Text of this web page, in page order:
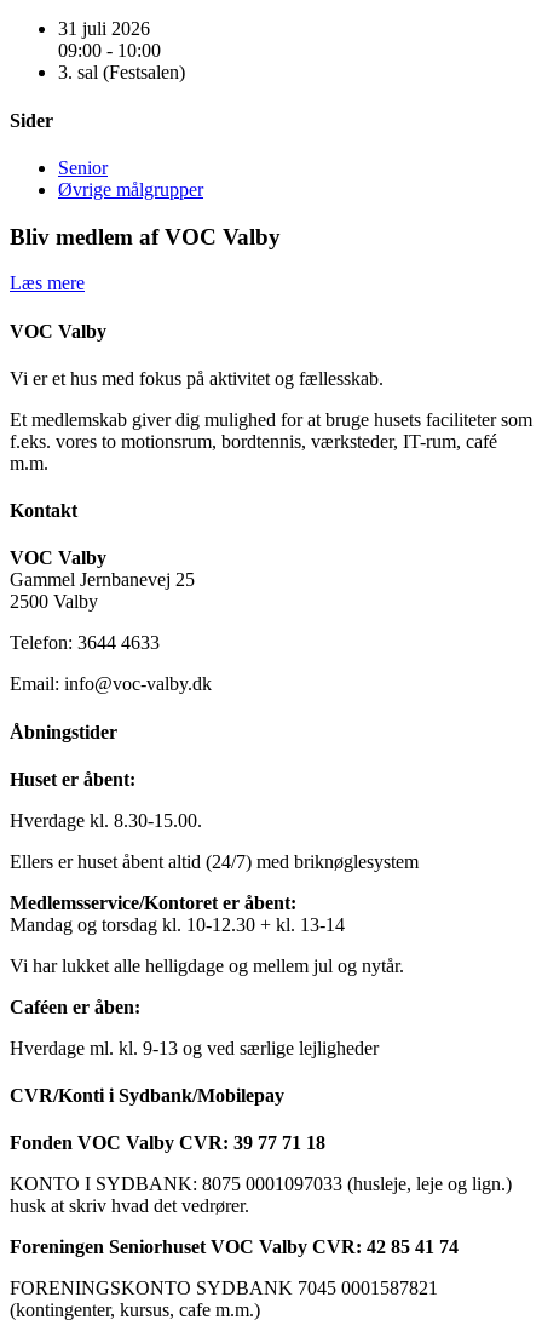
31 juli 2026
09:00 - 10:00
3. sal (Festsalen)
Sider
Senior
Øvrige målgrupper
Bliv medlem af VOC Valby
Læs mere
VOC Valby
Vi er et hus med fokus på aktivitet og fællesskab.
Et medlemskab giver dig mulighed for at bruge husets faciliteter som
f.eks. vores to motionsrum, bordtennis, værksteder, IT-rum, café
m.m.
Kontakt
VOC Valby
Gammel Jernbanevej 25
2500 Valby
Telefon: 3644 4633
Email: info@voc-valby.dk
Åbningstider
Huset er åbent:
Hverdage kl. 8.30-15.00.
Ellers er huset åbent altid (24/7) med briknøglesystem
Medlemsservice/Kontoret er åbent:
Mandag og torsdag kl. 10-12.30 + kl. 13-14
Vi har lukket alle helligdage og mellem jul og nytår.
Caféen er åben:
Hverdage ml. kl. 9-13 og ved særlige lejligheder
CVR/Konti i Sydbank/Mobilepay
Fonden VOC Valby CVR: 39 77 71 18
KONTO I SYDBANK: 8075 0001097033 (husleje, leje og lign.)
husk at skriv hvad det vedrører.
Foreningen Seniorhuset VOC Valby CVR: 42 85 41 74
FORENINGSKONTO SYDBANK 7045 0001587821
(kontingenter, kursus, cafe m.m.)